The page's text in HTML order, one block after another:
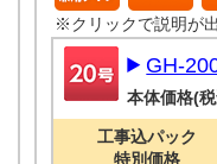
※クリックで説明が出
GH-
本体価格(
工事込パック
特別価格